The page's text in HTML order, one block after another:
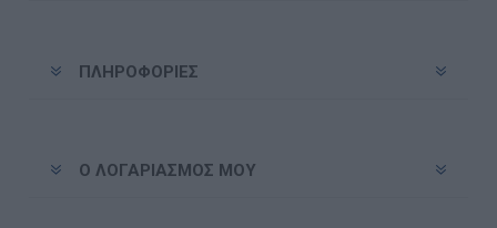
ΠΛΗΡΟΦΟΡΊΕΣ
Ο ΛΟΓΑΡΙΑΣΜΌΣ ΜΟΥ